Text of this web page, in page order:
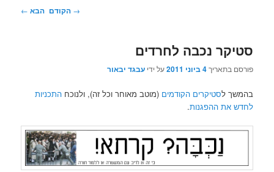
ניווט
→ הקודם הבא ←
סטיקר נכבה לחרדים
פורסם בתאריך4 ביוני 2011 על ידיעבגד יבאור
בהמשך לסטיקרים הקודמים (מוטב מאוחר וכל זה), ולנוכחהתכניות
לחדש את ההפגנות.